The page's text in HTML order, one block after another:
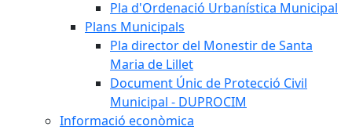
Pla d'Ordenació Urbanística Municipal
Plans Municipals
Pla director del Monestir de Santa
Maria de Lillet
Document Únic de Protecció Civil
Municipal - DUPROCIM
Informació econòmica